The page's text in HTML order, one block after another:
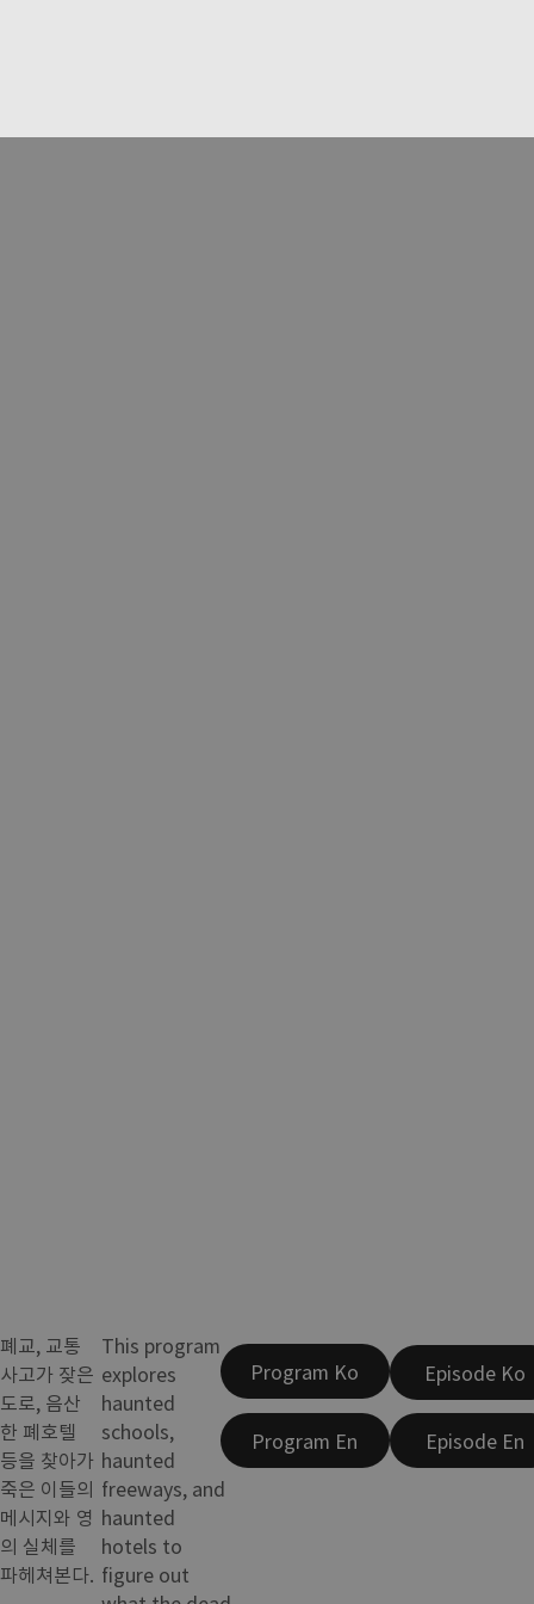
폐교, 교통
사고가 잦은
도로, 음산
한 폐호텔
등을 찾아가
죽은 이들의
메시지와 영
의 실체를
파헤쳐본다.
This program
explores
haunted
schools,
haunted
freeways, and
haunted
hotels to
figure out
Program Ko
Program En
Episode Ko
Episode En